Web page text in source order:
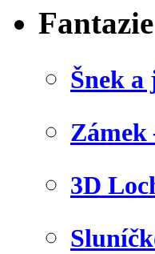
Fantazie
Šnek a
Zámek
3D